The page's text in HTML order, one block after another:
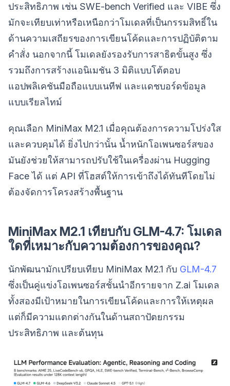
ประสิทธิภาพ เช่น SWE-bench Verified และ VIBE ซึ่ง
มักจะเทียบเท่าหรือเหนือกว่าโมเดลที่เป็นกรรมสิทธิ์ใน
ด้านความเสถียรของการเขียนโค้ดและการปฏิบัติตาม
คำสั่ง นอกจากนี้ โมเดลยังรองรับการสาธิตขั้นสูง ซึ่ง
รวมถึงการสร้างแอนิเมชัน 3 มิติแบบโต้ตอบ
แอปพลิเคชันมือถือแบบเนทีฟ และแดชบอร์ดข้อมูล
แบบเรียลไทม์
คุณเลือก MiniMax M2.1 เมื่อคุณต้องการความโปร่งใส
และควบคุมได้ ยิ่งไปกว่านั้น น้ำหนักโอเพนซอร์สของ
มันยังช่วยให้สามารถปรับใช้ในเครื่องผ่าน Hugging
Face ได้ แต่ API ที่โฮสต์ให้การเข้าถึงได้ทันทีโดยไม่
ต้องจัดการโครงสร้างพื้นฐาน
MiniMax M2.1 เทียบกับ GLM-4.7: โมเดล
ใดที่เหมาะกับความต้องการของคุณ?
นักพัฒนามักเปรียบเทียบ MiniMax M2.1 กับ GLM-4.7
ซึ่งเป็นคู่แข่งโอเพนซอร์สชั้นนำอีกรายจาก Z.ai โมเดล
ทั้งสองมีเป้าหมายในการเขียนโค้ดและการให้เหตุผล
แต่ก็มีความแตกต่างกันในด้านสถาปัตยกรรม
ประสิทธิภาพ และต้นทุน